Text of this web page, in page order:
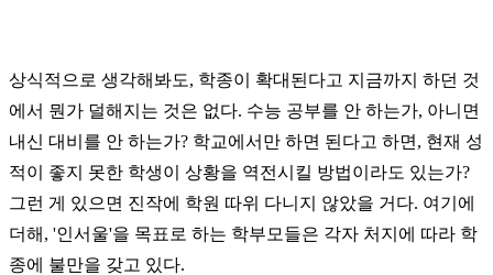
상식적으로 생각해봐도, 학종이 확대된다고 지금까지 하던 것
에서 뭔가 덜해지는 것은 없다. 수능 공부를 안 하는가, 아니면
내신 대비를 안 하는가? 학교에서만 하면 된다고 하면, 현재 성
적이 좋지 못한 학생이 상황을 역전시킬 방법이라도 있는가?
그런 게 있으면 진작에 학원 따위 다니지 않았을 거다. 여기에
더해, '인서울'을 목표로 하는 학부모들은 각자 처지에 따라 학
종에 불만을 갖고 있다.